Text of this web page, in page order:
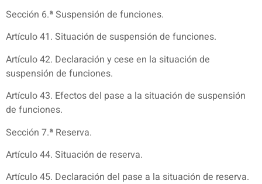
Sección 6.ª Suspensión de funciones.
Artículo 41. Situación de suspensión de funciones.
Artículo 42. Declaración y cese en la situación de
suspensión de funciones.
Artículo 43. Efectos del pase a la situación de suspensión
de funciones.
Sección 7.ª Reserva.
Artículo 44. Situación de reserva.
Artículo 45. Declaración del pase a la situación de reserva.